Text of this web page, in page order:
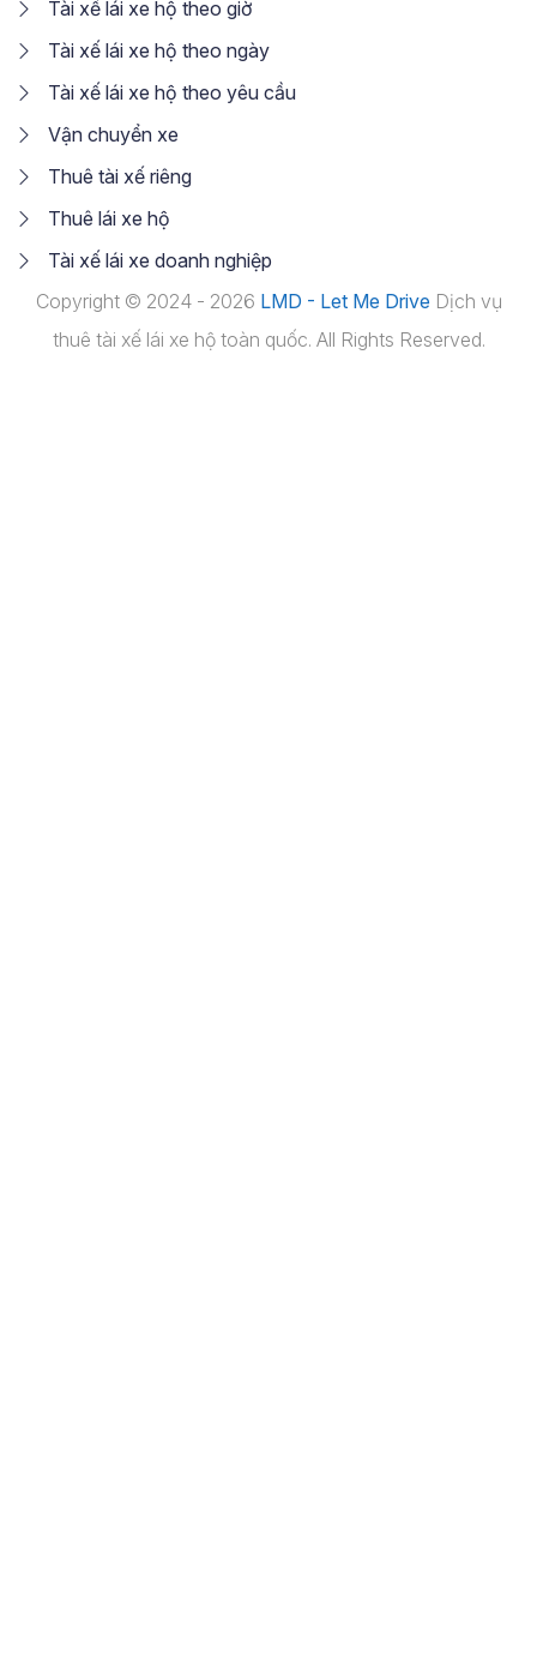
Tài xế lái xe hộ theo giờ
Tài xế lái xe hộ theo ngày
Tài xế lái xe hộ theo yêu cầu
Vận chuyển xe
Thuê tài xế riêng
Thuê lái xe hộ
Tài xế lái xe doanh nghiệp
Copyright © 2024 - 2026 LMD - Let Me Drive Dịch vụ
thuê tài xế lái xe hộ toàn quốc. All Rights Reserved.